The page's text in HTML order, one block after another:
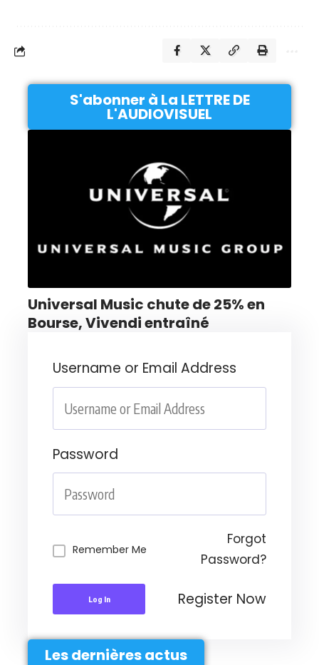
S'abonner à La LETTRE DE
L'AUDIOVISUEL
Universal Music chute de 25% en
Bourse, Vivendi entraîné
Username or Email Address
Password
Remember Me
Forgot
Password?
Log In Register Now
Les dernières actus